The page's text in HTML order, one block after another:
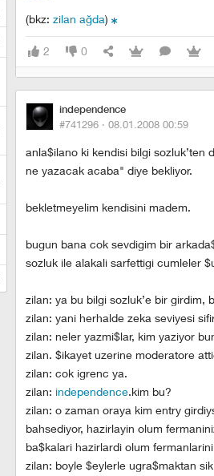
(bkz: zilan ağda)
2 0
independence
#741296 · 08.01.2008 00:59
anla$ilano ki kendisi bilgi sozluk’ten
ne yazacak acaba" diye bekliyor.
bekletmeyelim kendisini madem.
bugun bana cok sevdigim bir
sozluk ile alakali sarfettigi cumleler
zilan: ya bu bilgi sozluk’e bir girdim,
zilan: yani herhalde zeka seviyesi
zilan: neler yazmi$lar, kim yaziyor
zilan. $ikayet uzerine moderatore
zilan: cok igrenc ya.
zilan: independence.kim bu?
zilan: o zaman oraya kim entry
bahsediyor, hazirlayin olum
ba$kalari hazirlardi olum
zilan: boyle $eylerle ugra$maktan